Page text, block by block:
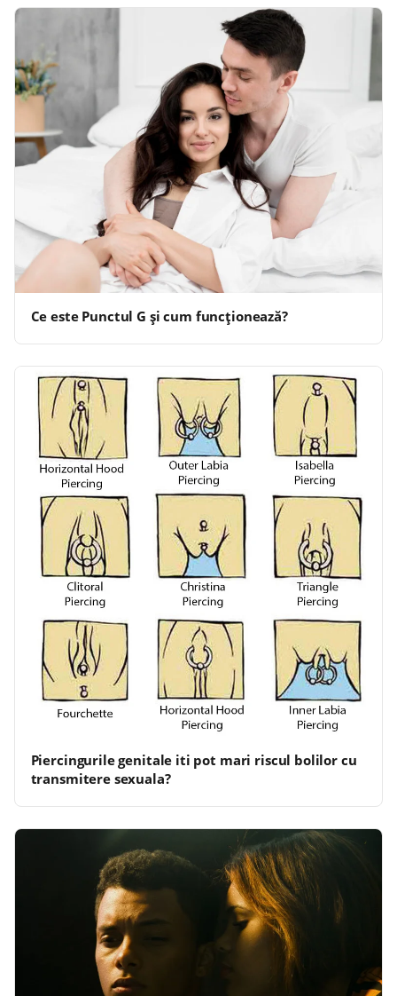
Ce este Punctul G și cum funcționează?
Piercingurile genitale iti pot mari riscul bolilor cu
transmitere sexuala?